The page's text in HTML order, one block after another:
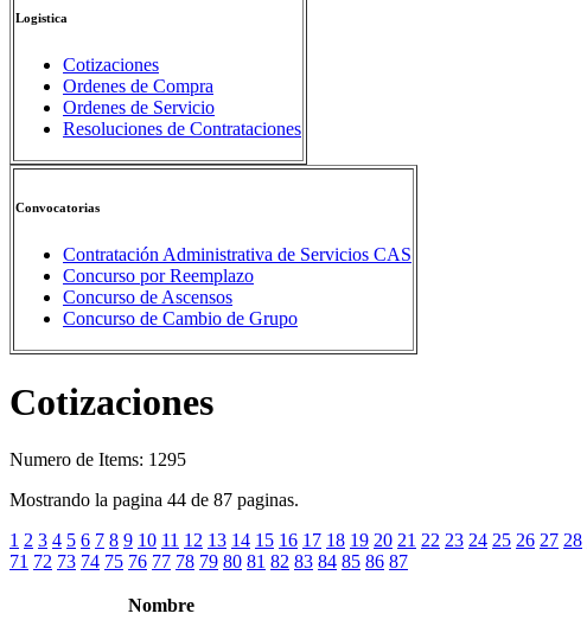
Logistica
Cotizaciones
Ordenes de Compra
Ordenes de Servicio
Resoluciones de Contrataciones
Convocatorias
Contratación Administrativa de Servicios CAS
Concurso por Reemplazo
Concurso de Ascensos
Concurso de Cambio de Grupo
Cotizaciones
Numero de Items: 1295
Mostrando la pagina 44 de 87 paginas.
1 2 3 4 5 6 7 8 9 10 11 12 13 14 15 16 17 18 19 20 21 22 23 24 25 26 27 28
71 72 73 74 75 76 77 78 79 80 81 82 83 84 85 86 87
Nombre